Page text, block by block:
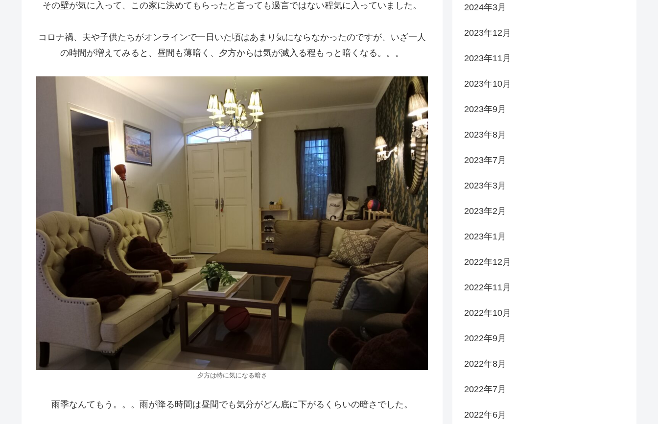
その壁が気に入って、この家に決めてもらったと言っても過言ではない程気に入っていました。
コロナ禍、夫や子供たちがオンラインで一日いた頃はあまり気にならなかったのですが、いざ一人
の時間が増えてみると、昼間も薄暗く、夕方からは気が滅入る程もっと暗くなる。。。
夕方は特に気になる暗さ
雨季なんてもう。。。雨が降る時間は昼間でも気分がどん底に下がるくらいの暗さでした。
2024年3月
2023年12月
2023年11月
2023年10月
2023年9月
2023年8月
2023年7月
2023年3月
2023年2月
2023年1月
2022年12月
2022年11月
2022年10月
2022年9月
2022年8月
2022年7月
2022年6月